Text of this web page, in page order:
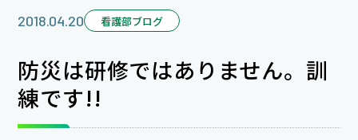
2018.04.20 看護部ブログ
防災は研修ではありません。訓
練です!!